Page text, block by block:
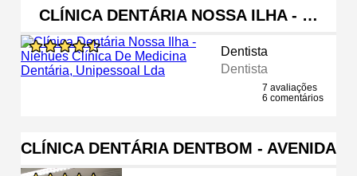
CLÍNICA DENTÁRIA NOSSA ILHA - …
Dentista
Dentista
7 avaliações
6 comentários
CLÍNICA DENTÁRIA DENTBOM - AVENIDA